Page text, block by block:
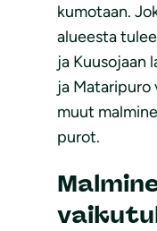
kumotaan.
alueesta
ja Kuusojaan
ja Mataripuro
muut
purot.